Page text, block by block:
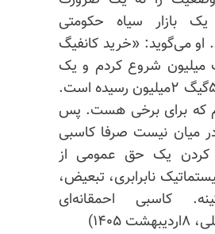
یک بازار سیاه حکومتی
توصیف می‌کند. او می‌گوید: «خرید ‎کانفیگ
یک میلیون شروع کردم و یک
هفته است به ۵گیگ ۲میلیون رسیده است.
که برای برخی هست. پس
میان نیست صرفا کاسبی
یک حق عمومی از
نابرابری، تبعیض،
کاسبی احمقانه‌ای